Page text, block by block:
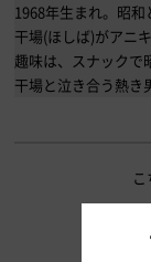
1968年生まれ。昭
干場(ほしば)がアニ
趣味は、スナックで
干場と泣き合う熱き